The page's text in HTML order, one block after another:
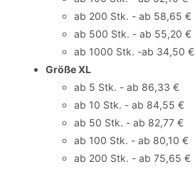
ab 200 Stk. - ab 58,65 €
ab 500 Stk. - ab 55,20 €
ab 1000 Stk. -ab 34,50 €
Größe XL
ab 5 Stk. - ab 86,33 €
ab 10 Stk. - ab 84,55 €
ab 50 Stk. - ab 82,77 €
ab 100 Stk. - ab 80,10 €
ab 200 Stk. - ab 75,65 €